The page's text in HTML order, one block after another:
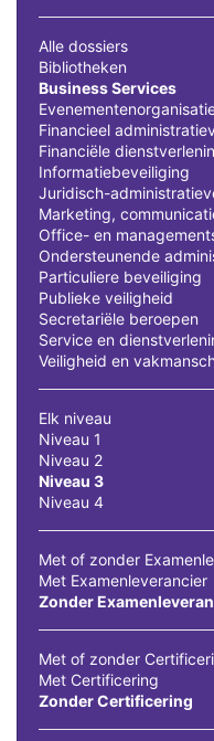
Alle dossiers
Bibliotheken
Business Services
Financieel
Financiële
Informatiebeveiliging
Juridisch-
Marketing,
Office- en
Ondersteunende
Particuliere beveiliging
Publieke veiligheid
Secretariële beroepen
Service en
Veiligheid en
Elk niveau
Niveau 1
Niveau 2
Niveau 3
Niveau 4
Met of zonder
Met Examenleverancier
Zonder
Met of zonder
Met Certificering
Zonder Certificering